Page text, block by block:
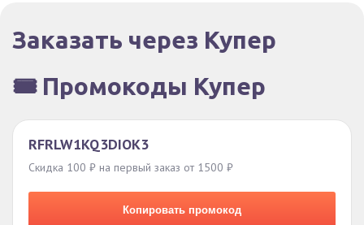
Заказать через Купер
🎟️ Промокоды Купер
RFRLW1KQ3DIOK3
Скидка 100 ₽ на первый заказ от 1500 ₽
Копировать промокод